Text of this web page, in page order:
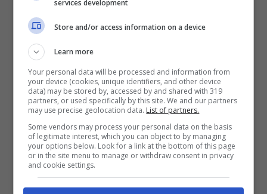
Secondo Amnesty Internationalsono 38 le
nazioni africane in cui l’omosessualità è
considerata un reato ovvero circa il70%
del continente. L’Africa, terra di credenze,
miti e leggende, è stata soggetta negli
anni alle opere più o meno caritatevoli di
services development
Store and/or access information on a device
Learn more
Your personal data will be processed and information from
your device (cookies, unique identifiers, and other device
data) may be stored by, accessed by and shared with 319
partners, or used specifically by this site. We and our partners
may use precise geolocation data. List of partners.
Some vendors may process your personal data on the basis
of legitimate interest, which you can object to by managing
your options below. Look for a link at the bottom of this page
or in the site menu to manage or withdraw consent in privacy
and cookie settings.